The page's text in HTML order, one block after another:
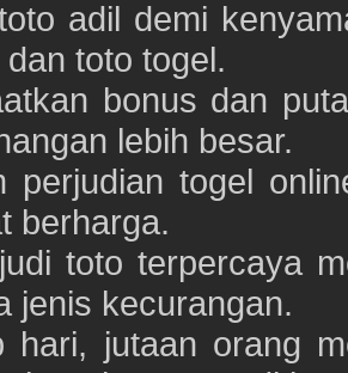
adil demi
toto togel.
bonus dan
lebih besar.
perjudian togel
berharga.
toto terpercaya
jenis kecurangan.
hari, jutaan orang